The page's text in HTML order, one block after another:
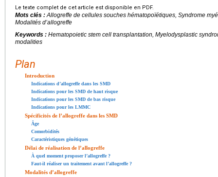
Le texte complet de cet article est disponible en PDF.
Mots clés :Allogreffe de cellules souches hématopoïétiques, Syndrome
Modalités d’allogreffe
Keywords : Hematopoietic stem cell transplantation, Myelodysplastic
modalities
Plan
Introduction
Indications d’allogreffe dans les SMD
Indications pour les SMD de haut risque
Indications pour les SMD de bas risque
Indications pour les LMMC
Spécificités de l’allogreffe dans les SMD
Âge
Comorbidités
Caractéristiques génétiques
Délai de réalisation de l’allogreffe
À quel moment proposer l’allogreffe ?
Faut-il réaliser un traitement avant l’allogreffe ?
Modalités d’allogreffe